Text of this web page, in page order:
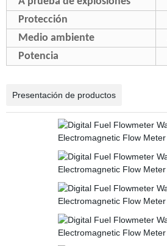
Protección
Medio ambiente
Potencia
Presentación de productos